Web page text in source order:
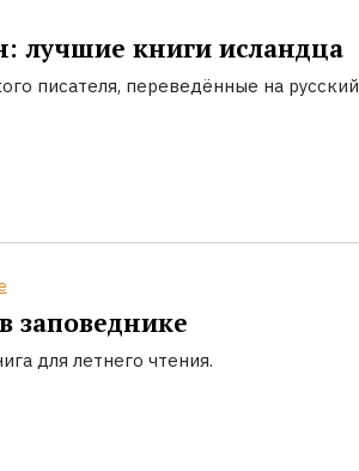
лучшие книги исландца
писателя, переведённые на русский
заповеднике
для летнего чтения.